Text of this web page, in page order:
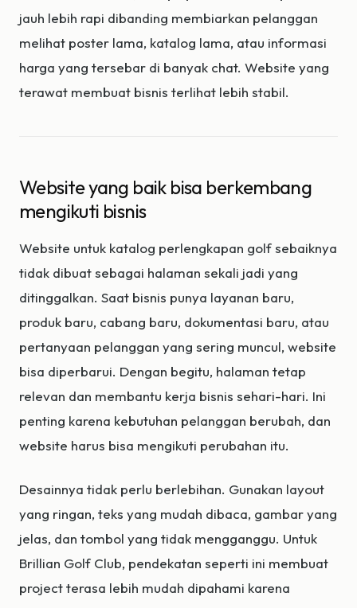
jauh lebih rapi dibanding membiarkan pelanggan
melihat poster lama, katalog lama, atau informasi
harga yang tersebar di banyak chat. Website yang
terawat membuat bisnis terlihat lebih stabil.
Website yang baik bisa berkembang
mengikuti bisnis
Website untuk katalog perlengkapan golf sebaiknya
tidak dibuat sebagai halaman sekali jadi yang
ditinggalkan. Saat bisnis punya layanan baru,
produk baru, cabang baru, dokumentasi baru, atau
pertanyaan pelanggan yang sering muncul, website
bisa diperbarui. Dengan begitu, halaman tetap
relevan dan membantu kerja bisnis sehari-hari. Ini
penting karena kebutuhan pelanggan berubah, dan
website harus bisa mengikuti perubahan itu.
Desainnya tidak perlu berlebihan. Gunakan layout
yang ringan, teks yang mudah dibaca, gambar yang
jelas, dan tombol yang tidak mengganggu. Untuk
Brillian Golf Club, pendekatan seperti ini membuat
project terasa lebih mudah dipahami karena